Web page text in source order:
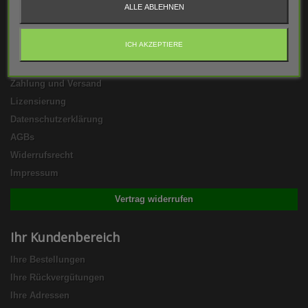
Informationen
Zahlung und Versand
Lizensierung
Datenschutzerklärung
AGBs
Widerrufsrecht
Impressum
Vertrag widerrufen
Ihr Kundenbereich
Ihre Bestellungen
Ihre Rückvergütungen
Ihre Adressen
ALLE ABLEHNEN
ICH AKZEPTIERE